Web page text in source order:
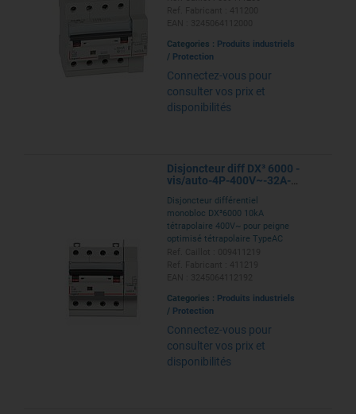
5 modules
Categories : Produits industriels
/ Protection
Connectez-vous pour
consulter vos prix et
disponibilités
Disjoncteur diff DX³ 6000 -
vis/auto-4P-400V~-32A-
C - 5M
Disjoncteur différentiel
monobloc DX³6000 10kA
tétrapolaire 400V~ pour peigne
optimisé tétrapolaire TypeAC
5 modules
Categories : Produits industriels
/ Protection
Connectez-vous pour
consulter vos prix et
disponibilités